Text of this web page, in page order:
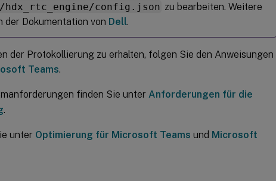
config.json zu bearbeiten. Weitere
der Dokumentation von Dell.
der Protokollierung zu erhalten, folgen Sie den Anweisungen
Teams.
finden Sie unter Anforderungen für die
.
unter Optimierung für Microsoft Teams und Microsoft